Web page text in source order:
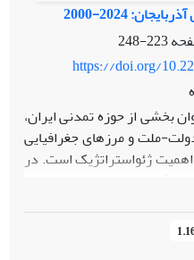
2024-2000
223-248
https://doi.org/
بخشی از حوزه تمدنی ایران،
ملت و مرزهای جغرافیایی
اهمیت ژئواستراتژیک است. در
آذربایجان به لحاظ وسعت،
ایران و مذهب تشیع، قومیت
ایران اهمیت ویژه ای
جهت همگرایی و همکاری